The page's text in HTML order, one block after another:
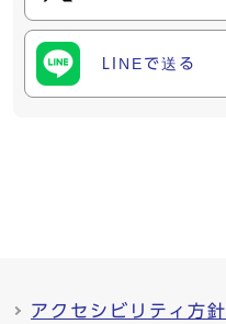
LINEで送る
アクセシビリティ方針